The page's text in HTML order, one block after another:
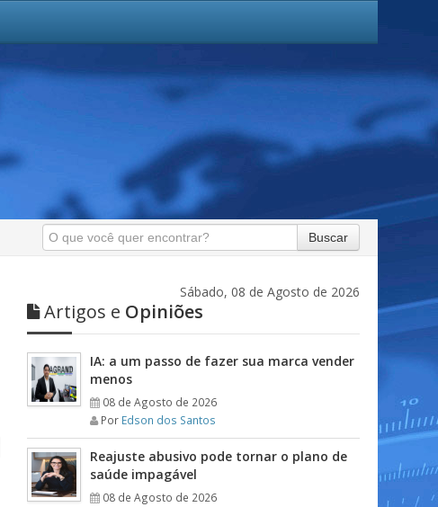
Buscar
Sábado, 08 de Agosto de 2026
Artigos e Opiniões
IA: a um passo de fazer sua marca vender
menos
08 de Agosto de 2026
Por Edson dos Santos
Reajuste abusivo pode tornar o plano de
saúde impagável
08 de Agosto de 2026